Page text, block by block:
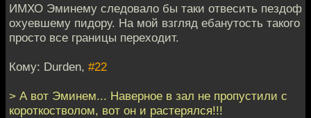
ИМХО Эминему следовало бы таки отвесить пездоф
охуевшему пидору. На мой взгляд ебанутость такого
просто все границы переходит.
Кому: Durden, #22
> А вот Эминем... Наверное в зал не пропустили с
короткостволом, вот он и растерялся!!!